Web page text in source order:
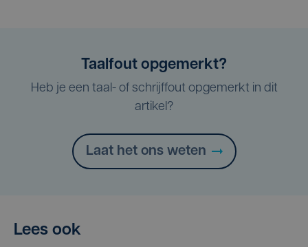
Taalfout opgemerkt?
Heb je een taal- of schrijffout opgemerkt in dit
artikel?
Laat het ons weten
Lees ook